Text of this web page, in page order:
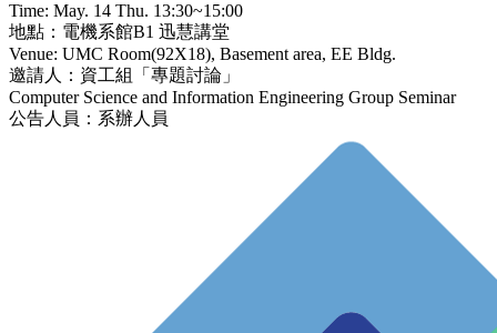
Time: May. 14 Thu. 13:30~15:00
地點：電機系館B1 迅慧講堂
Venue: UMC Room(92X18), Basement area, EE Bldg.
邀請人：資工組「專題討論」
Computer Science and Information Engineering Group Seminar
公告人員：系辦人員